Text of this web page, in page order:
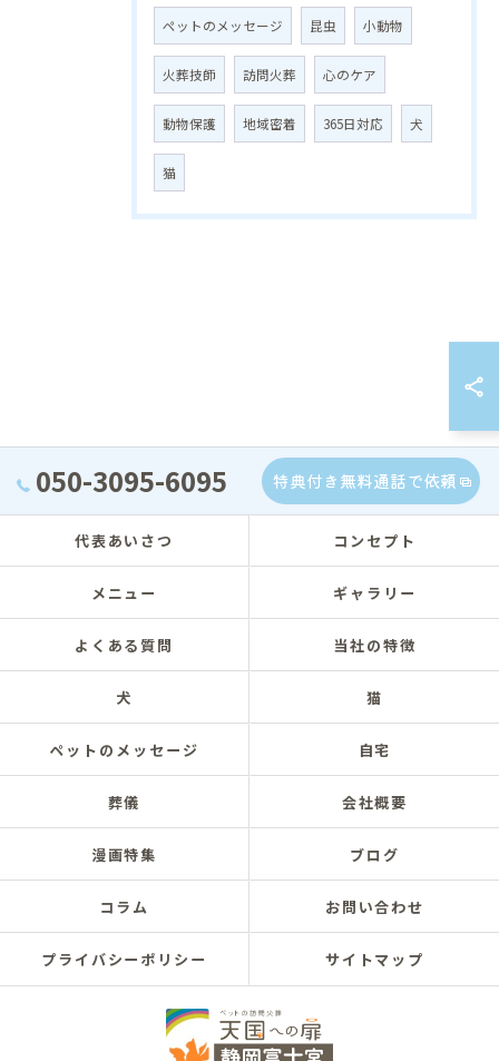
ペットのメッセージ 昆虫 小動物
火葬技師 訪問火葬 心のケア
動物保護 地域密着 365日対応 犬
猫
050-3095-6095 特典付き無料通話で依頼
代表あいさつ コンセプト
メニュー ギャラリー
よくある質問 当社の特徴
犬 猫
ペットのメッセージ 自宅
葬儀 会社概要
漫画特集 ブログ
コラム お問い合わせ
プライバシーポリシー サイトマップ